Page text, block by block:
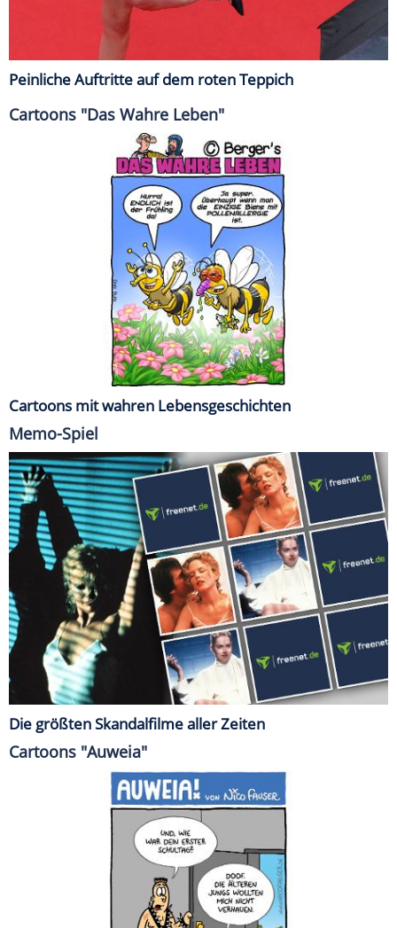
Peinliche Auftritte auf dem roten Teppich
Cartoons "Das Wahre Leben"
Cartoons mit wahren Lebensgeschichten
Memo-Spiel
Die größten Skandalfilme aller Zeiten
Cartoons "Auweia"